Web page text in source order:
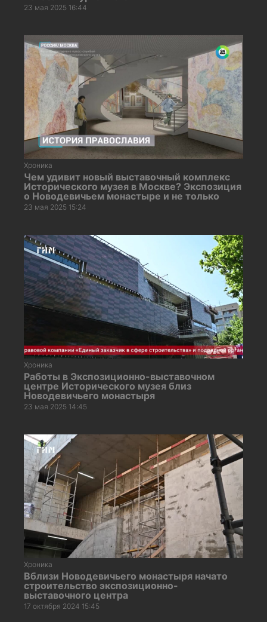
23 мая 2025 16:44
Хроника
Чем удивит новый выставочный комплекс
Исторического музея в Москве? Экспозиция
о Новодевичьем монастыре и не только
23 мая 2025 15:24
Хроника
Работы в Экспозиционно-выставочном
центре Исторического музея близ
Новодевичьего монастыря
23 мая 2025 14:45
Хроника
Вблизи Новодевичьего монастыря начато
строительство экспозиционно-
выставочного центра
17 октября 2024 15:45